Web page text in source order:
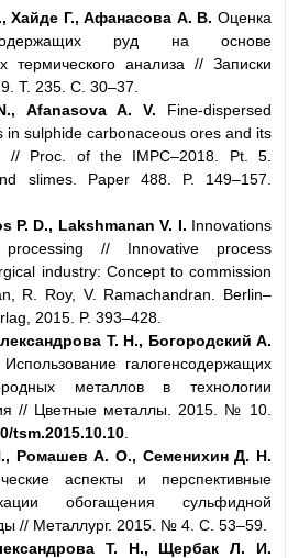
Хайде Г., Афанасова А. В. Оценка
руд на основе
термического анализа // Записки
Т. 235. С. 30–37.
Afanasova A. V. Fine-dispersed
in sulphide carbonaceous ores and its
// Proc. of the IMPC–2018. Pt. 5.
slimes. Paper 488. P. 149–157.
P. D., Lakshmanan V. I. Innovations
// Innovative process
industry: Concept to commission
R. Roy, V. Ramachandran. Berlin–
2015. P. 393–428.
Т. Н., Богородский А.
Использование галогенсодержащих
металлов в технологии
// Цветные металлы. 2015. № 10.
tsm.2015.10.10
Ромашев А. О., Семенихин Д. Н.
аспекты и перспективные
обогащения сульфидной
// Металлург. 2015. № 4. C. 53–59.
Т. Н., Щербак Л. И.